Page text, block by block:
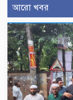
আরো খবর